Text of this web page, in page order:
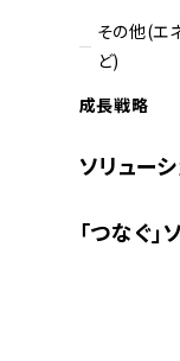
その他(エ
ど)
成長戦略
ソリュー
「つなぐ」